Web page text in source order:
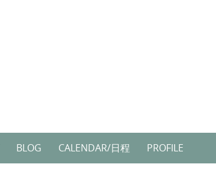
BLOG CALENDAR/日程 PROFILE